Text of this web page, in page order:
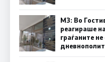
МЗ: Во
реагираше
граѓаните